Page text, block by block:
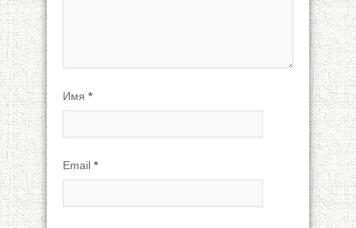
Имя *
Email *